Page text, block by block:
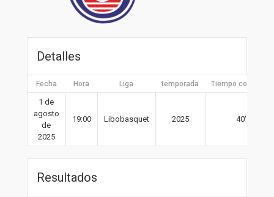
Detalles
Fecha Hora Liga temporada Tiempo completo
1 de
agosto
de
2025
19:00 Libobasquet 2025 40′
Resultados